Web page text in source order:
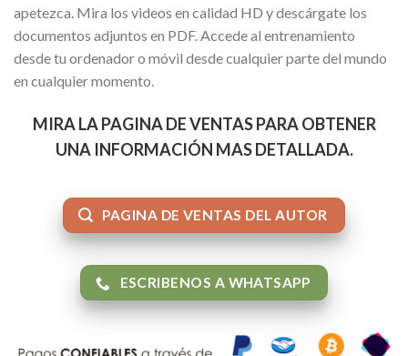
apetezca. Mira los videos en calidad HD y descárgate los
documentos adjuntos en PDF. Accede al entrenamiento
desde tu ordenador o móvil desde cualquier parte del mundo
en cualquier momento.
MIRA LA PAGINA DE VENTAS PARA OBTENER
UNA INFORMACIÓN MAS DETALLADA.
PAGINA DE VENTAS DEL AUTOR
ESCRIBENOS A WHATSAPP